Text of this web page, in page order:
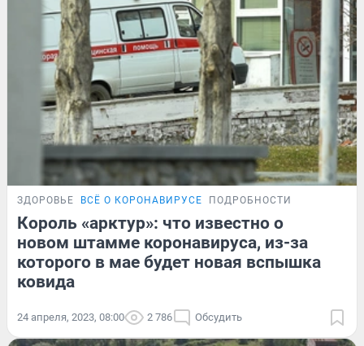
ЗДОРОВЬЕ ВСЁ О КОРОНАВИРУСЕ ПОДРОБНОСТИ
Король «арктур»: что известно о
новом штамме коронавируса, из-за
которого в мае будет новая вспышка
ковида
24 апреля, 2023, 08:00 2 786 Обсудить